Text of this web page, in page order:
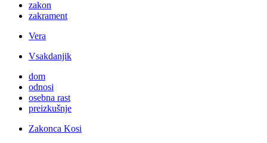
zakon
zakrament
Vera
Vsakdanjik
dom
odnosi
osebna rast
preizkušnje
Zakonca Kosi